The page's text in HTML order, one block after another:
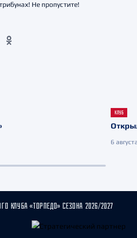
Не пропустите!
КЛУБ
6
КЛУБА «ТОРПЕДО» СЕЗОНА 2026/2027